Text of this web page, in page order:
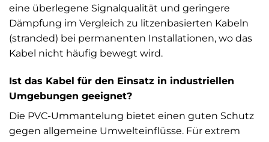
eine überlegene Signalqualität und geringere
Dämpfung im Vergleich zu litzenbasierten Kabeln
(stranded) bei permanenten Installationen, wo das
Kabel nicht häufig bewegt wird.
Ist das Kabel für den Einsatz in industriellen
Umgebungen geeignet?
Die PVC-Ummantelung bietet einen guten Schutz
gegen allgemeine Umwelteinflüsse. Für extrem